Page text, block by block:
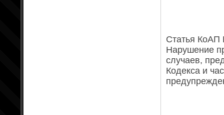
Статья КоАП
Нарушение
случаев,
Кодекса и